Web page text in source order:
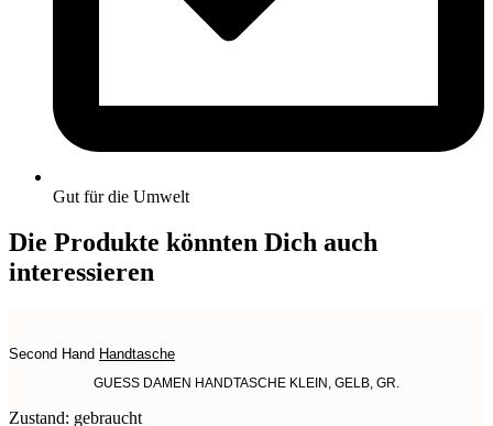
Gut für die Umwelt
Die Produkte könnten Dich auch
interessieren
Second Hand Handtasche
GUESS DAMEN HANDTASCHE KLEIN, GELB, GR.
Zustand: gebraucht